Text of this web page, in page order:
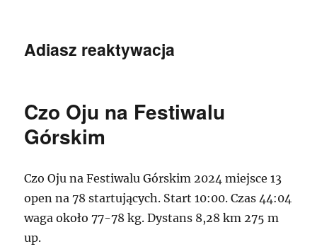
Adiasz reaktywacja
Czo Oju na Festiwalu
Górskim
Czo Oju na Festiwalu Górskim 2024 miejsce 13
open na 78 startujących. Start 10:00. Czas 44:04
waga około 77-78 kg. Dystans 8,28 km 275 m
up.